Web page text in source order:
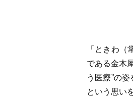
このロゴ
「ときわ
である金木
う医療”の
という思い